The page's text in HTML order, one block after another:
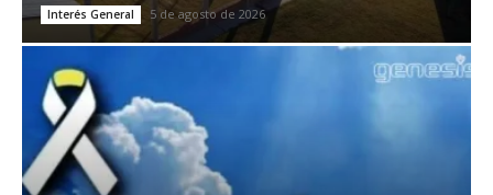
Interés General 5 de agosto de 2026